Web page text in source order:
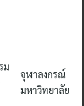
ม
จุฬาลงกรณ์
มหาวิทยาลัย